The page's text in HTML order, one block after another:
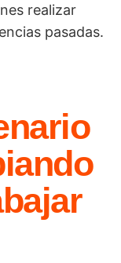
realizar
pasadas.